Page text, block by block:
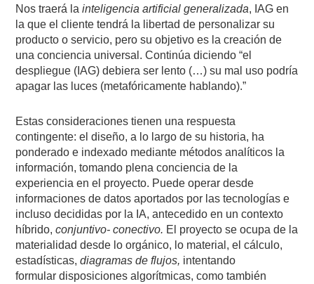
Nos traerá lainteligencia artificial generalizada, IAG en
la que el cliente tendrá la libertad de personalizar su
producto o servicio, pero su objetivo es la creación de
una conciencia universal. Continúa diciendo “el
despliegue (IAG) debiera ser lento (…) su mal uso podría
apagar las luces (metafóricamente hablando).”
Estas consideraciones tienen una respuesta
contingente: el diseño, a lo largo de su historia, ha
ponderado e indexado mediante métodos analíticos la
información, tomando plena conciencia de la
experiencia en el proyecto. Puede operar desde
informaciones de datos aportados por las tecnologías e
incluso decididas por la IA, antecedido en un contexto
híbrido,conjuntivo- conectivo. El proyecto se ocupa de la
materialidad desde lo orgánico, lo material, el cálculo,
estadísticas,diagramas de flujos, intentando
formular disposiciones algorítmicas, como también